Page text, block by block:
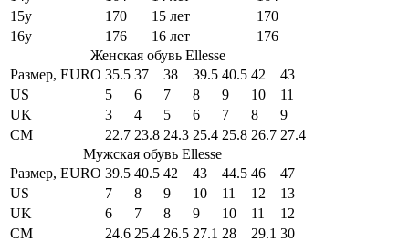
15y
170 15 лет
170
16y
176 16 лет
176
Женская обувь Ellesse
Размер, EURO 35.5 37 38 39.5 40.5 42
43
US
5 6 7 8 9 10
11
UK
3 4 5 6 7 8
9
CM
22.7 23.8 24.3 25.4 25.8 26.7 27.4
Мужская обувь Ellesse
Размер, EURO 39.5 40.5 42 43 44.5 46
47
US
7 8 9 10 11 12
13
UK
6 7 8 9 10 11
12
CM
24.6 25.4 26.5 27.1 28 29.1 30